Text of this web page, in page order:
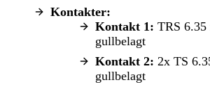
Kontakter:
Kontakt 1: TRS
gullbelagt
Kontakt 2: 2x TS
gullbelagt